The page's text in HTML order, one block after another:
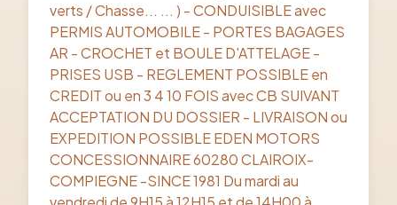
verts / Chasse... ... ) - CONDUISIBLE avec
PERMIS AUTOMOBILE - PORTES BAGAGES
AR - CROCHET et BOULE D'ATTELAGE -
PRISES USB - REGLEMENT POSSIBLE en
CREDIT ou en 3 4 10 FOIS avec CB SUIVANT
ACCEPTATION DU DOSSIER - LIVRAISON ou
EXPEDITION POSSIBLE EDEN MOTORS
CONCESSIONNAIRE 60280 CLAIROIX-
COMPIEGNE -SINCE 1981 Du mardi au